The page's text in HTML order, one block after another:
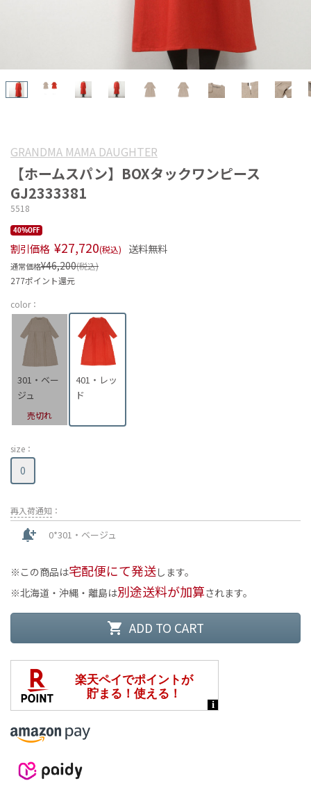
GRANDMA MAMA DAUGHTER
【ホームスパン】BOXタックワンピース
GJ2333381
5518
40%OFF
割引価格 ¥27,720(税込) 送料無料
通常価格¥46,200(税込)
277ポイント還元
color：
301・ベー
ジュ
売切れ
401・レッ
ド
size：
0
再入荷通知 ：
notification_add 0*301・ベージュ
この商品は宅配便にて発送します。
北海道・沖縄・離島は別途送料が加算されます。
shopping_cart ADD TO CART